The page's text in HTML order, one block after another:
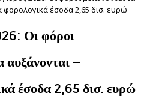
έσοδα 2,65 δισ. ευρώ
Οι φόροι
αυξάνονται –
έσοδα 2,65 δισ. ευρώ